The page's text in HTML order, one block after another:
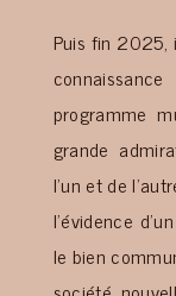
Puis fin 2025,
programme
grande
l’un et de
l’évidence
le bien